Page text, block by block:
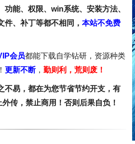
功能、权限、win系统、安装方法、
件、补丁等都不相同， 本站不免费
会员都能下载自学钻研，资源种类
更新不断， 勤则利，荒则废！
不易，都在为您节省节约开支，有
外传，禁止商用！否则后果自负！